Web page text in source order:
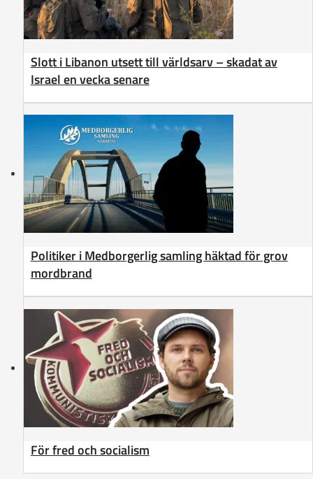
Slott i Libanon utsett till världsarv – skadat av
Israel en vecka senare
Politiker i Medborgerlig samling häktad för grov
mordbrand
För fred och socialism